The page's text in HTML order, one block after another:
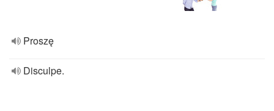
Proszę
Disculpe.